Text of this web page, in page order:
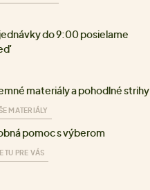
do 9:00 posielame
materiály a pohodlné strihy
MATERIÁLY
pomoc s výberom
TU PRE VÁS